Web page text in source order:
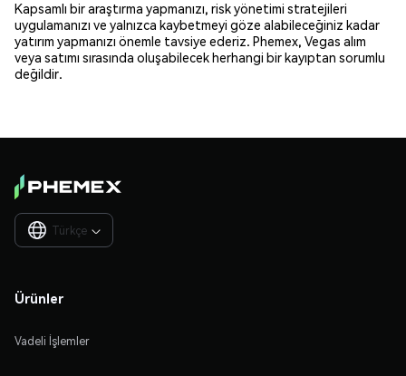
Kapsamlı bir araştırma yapmanızı, risk yönetimi stratejileri
uygulamanızı ve yalnızca kaybetmeyi göze alabileceğiniz kadar
yatırım yapmanızı önemle tavsiye ederiz. Phemex, Vegas alım
veya satımı sırasında oluşabilecek herhangi bir kayıptan sorumlu
değildir.
Türkçe 
Ürünler
Vadeli İşlemler